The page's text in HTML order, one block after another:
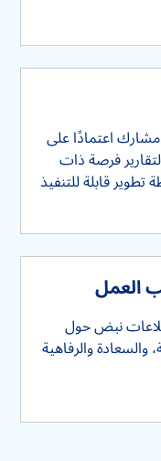
اعتمادًا على
فرصة ذات
تطوير قابلة للتنفيذ
العمل
نبض حول
والسعادة والرفاهية